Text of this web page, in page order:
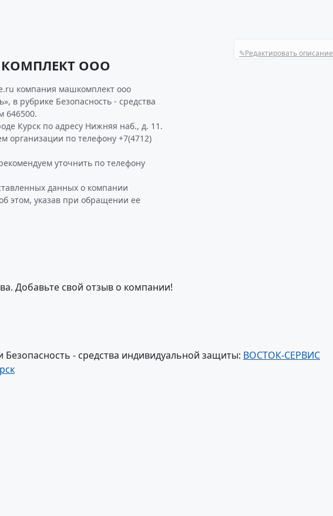
✎Редактировать описание
ООО
компания машкомплект ооо
в рубрике Безопасность - средства
646500.
Курск по адресу Нижняя наб., д. 11.
организации по телефону +7(4712)
уточнить по телефону
данных о компании
указав при обращении ее
Добавьте свой отзыв о компании!
- средства индивидуальной защиты: ВОСТОК-СЕРВИС